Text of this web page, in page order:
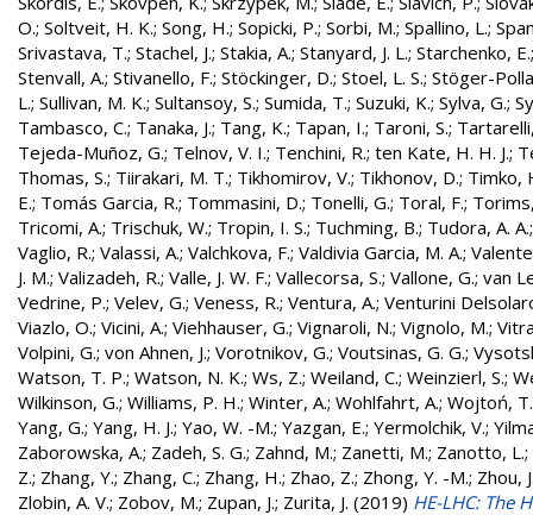
O.; Soltveit, H. K.; Song, H.; Sopicki, P.; Sorbi, M.; Spallino, L.;
Srivastava, T.; Stachel, J.; Stakia, A.; Stanyard, J. L.; Starchenko, E.
Stenvall, A.; Stivanello, F.; Stöckinger, D.; Stoel, L. S.; Stöger-
L.; Sullivan, M. K.; Sultansoy, S.; Sumida, T.; Suzuki, K.; Sylva, G.;
Tambasco, C.; Tanaka, J.; Tang, K.; Tapan, I.; Taroni, S.;
Tejeda-Muñoz, G.; Telnov, V. I.; Tenchini, R.; ten Kate, H. H. J.;
Thomas, S.; Tiirakari, M. T.; Tikhomirov, V.; Tikhonov, D.; Timko,
E.; Tomás Garcia, R.; Tommasini, D.; Tonelli, G.; Toral, F.;
Tricomi, A.; Trischuk, W.; Tropin, I. S.; Tuchming, B.; Tudora, A. A.
Vaglio, R.; Valassi, A.; Valchkova, F.; Valdivia Garcia, M. A.;
J. M.; Valizadeh, R.; Valle, J. W. F.; Vallecorsa, S.; Vallone, G.; van
Vedrine, P.; Velev, G.; Veness, R.; Ventura, A.; Venturini
Viazlo, O.; Vicini, A.; Viehhauser, G.; Vignaroli, N.; Vignolo, M.;
Volpini, G.; von Ahnen, J.; Vorotnikov, G.; Voutsinas, G. G.;
Watson, T. P.; Watson, N. K.; Ws, Z.; Weiland, C.; Weinzierl, S.;
Wilkinson, G.; Williams, P. H.; Winter, A.; Wohlfahrt, A.; Wojtoń, T.
Yang, G.; Yang, H. J.; Yao, W. -M.; Yazgan, E.; Yermolchik, V.;
Zaborowska, A.; Zadeh, S. G.; Zahnd, M.; Zanetti, M.; Zanotto, L.;
Z.; Zhang, Y.; Zhang, C.; Zhang, H.; Zhao, Z.; Zhong, Y. -M.; Zhou,
Zlobin, A. V.; Zobov, M.; Zupan, J.; Zurita, J. (2019) HE-LHC: The